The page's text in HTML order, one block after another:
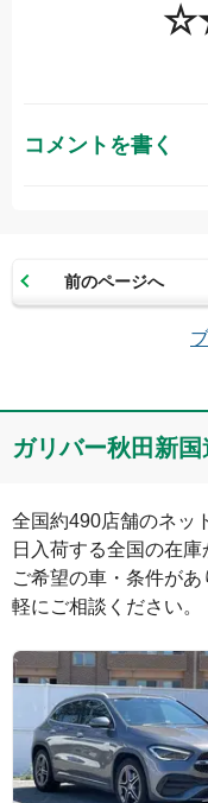
コメントを書く
メールアドレス（半
コメント
絵文字は投稿時に削除しま
Captcha
前のページへ
ガリバー秋田新
全国約490店舗のネッ
日入荷する全国の在庫
ご希望の車・条件が
軽にご相談ください。